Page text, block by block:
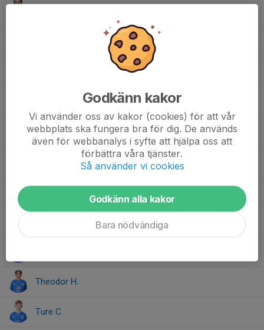
Oliver F.
Theodor H.
Ture C.
Godkänn kakor
Vi använder oss av kakor (cookies) för att vår
webbplats ska fungera bra för dig. De används
även för webbanalys i syfte att hjälpa oss att
förbättra våra tjänster.
Så använder vi cookies
Godkänn alla kakor
Bara nödvändiga